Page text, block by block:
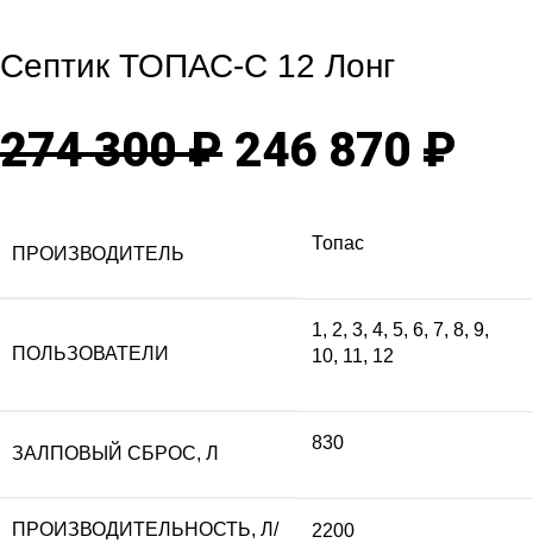
Септик ТОПАС-С 12 Лонг
274 300₽
цена
составляла
274
300 ₽.
246 870 ₽
ПРОИЗВОДИТЕЛЬ
Топас
ПОЛЬЗОВАТЕЛИ
1, 2, 3, 4, 5, 6, 7, 8, 9,
10, 11, 12
ЗАЛПОВЫЙ СБРОС, Л
830
ПРОИЗВОДИТЕЛЬНОСТЬ, Л/
2200